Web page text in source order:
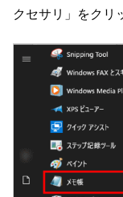
クセサリ」をクリ